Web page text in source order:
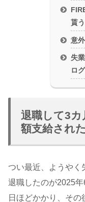
貰う
意
失
ロ
退職して3カ
額支給された
つい最近、ようやく
退職したのが2025
日ほどかかり、そ